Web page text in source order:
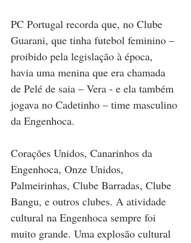
PC Portugal recorda que, no Clube
Guarani, que tinha futebol feminino –
proibido pela legislação à época,
havia uma menina que era chamada
de Pelé de saia – Vera - e ela também
jogava no Cadetinho – time masculino
da Engenhoca.
Corações Unidos, Canarinhos da
Engenhoca, Onze Unidos,
Palmeirinhas, Clube Barradas, Clube
Bangu, e outros clubes. A atividade
cultural na Engenhoca sempre foi
muito grande. Uma explosão cultural